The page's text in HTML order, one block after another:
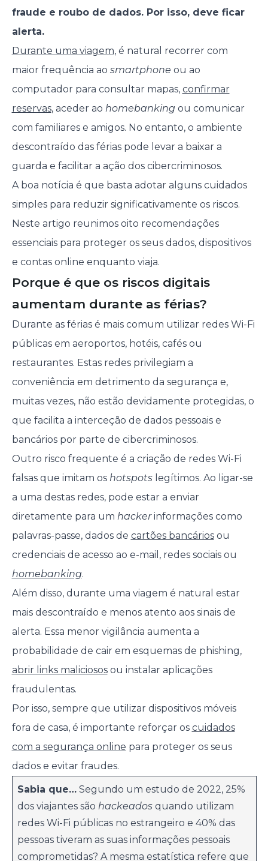
fraude e roubo de dados. Por isso, deve ficar
alerta.
Durante uma viagem, é natural recorrer com
maior frequência ao smartphone ou ao
computador para consultar mapas, confirmar
reservas, aceder ao homebankingou comunicar
com familiares e amigos. No entanto, o ambiente
descontraído das férias pode levar a baixar a
guarda e facilitar a ação dos cibercriminosos.
A boa notícia é que basta adotar alguns cuidados
simples para reduzir significativamente os riscos.
Neste artigo reunimos oito recomendações
essenciais para proteger os seus dados, dispositivos
e contas online enquanto viaja.
Porque é que os riscos digitais
aumentam durante as férias?
Durante as férias é mais comum utilizar redes Wi-Fi
públicas em aeroportos, hotéis, cafés ou
restaurantes. Estas redes privilegiam a
conveniência em detrimento da segurança e,
muitas vezes, não estão devidamente protegidas, o
que facilita a interceção de dados pessoais e
bancários por parte de cibercriminosos.
Outro risco frequente é a criação de redes Wi-Fi
falsas que imitam os hotspotslegítimos. Ao ligar-se
a uma destas redes, pode estar a enviar
diretamente para um hackerinformações como
palavras-passe, dados de cartões bancáriosou
credenciais de acesso ao e-mail, redes sociais ou
homebanking.
Além disso, durante uma viagem é natural estar
mais descontraído e menos atento aos sinais de
alerta. Essa menor vigilância aumenta a
probabilidade de cair em esquemas de phishing,
abrir links maliciososou instalar aplicações
fraudulentas.
Por isso, sempre que utilizar dispositivos móveis
fora de casa, é importante reforçar os cuidados
com a segurança online para proteger os seus
dados e evitar fraudes.
Sabia que…Segundo um estudo de 2022, 25%
dos viajantes são hackeadosquando utilizam
redes Wi-Fi públicas no estrangeiro e 40% das
pessoas tiveram as suas informações pessoais
comprometidas? A mesma estatística refere que